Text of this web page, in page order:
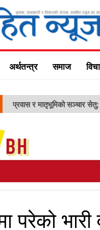
अर्थतन्त्र समाज
प्रवास र मातृभूमिको सञ्चार
परेको भारी